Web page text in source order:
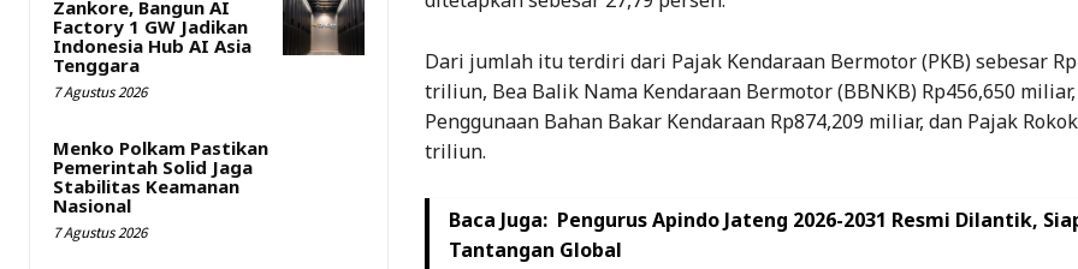
Zankore, Bangun AI
Factory 1 GW Jadikan
Indonesia Hub AI Asia
Tenggara
7 Agustus 2026
Menko Polkam Pastikan
Pemerintah Solid Jaga
Stabilitas Keamanan
Nasional
7 Agustus 2026
Dari jumlah itu terdiri dari Pajak Kendaraan Bermotor (PKB) sebesar
triliun, Bea Balik Nama Kendaraan Bermotor (BBNKB) Rp456,650
Penggunaan Bahan Bakar Kendaraan Rp874,209 miliar, dan Pajak
triliun.
Baca Juga: Pengurus Apindo Jateng 2026-2031 Resmi Dilantik,
Tantangan Global